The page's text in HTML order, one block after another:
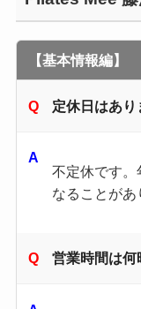
【基本情報編】
定休日はあり
不定休です。
なることがあ
営業時間は何